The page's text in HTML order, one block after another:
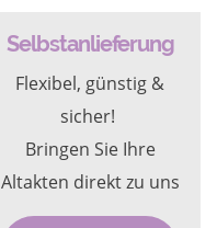
Selbstanlieferung
Flexibel, günstig &
sicher!
Bringen Sie Ihre
Altakten direkt zu uns